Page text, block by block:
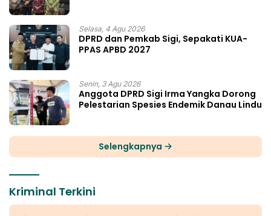
Selasa, 4 Agu 2026
DPRD dan Pemkab Sigi, Sepakati KUA-
PPAS APBD 2027
Senin, 3 Agu 2026
Anggota DPRD Sigi Irma Yangka Dorong
Pelestarian Spesies Endemik Danau Lindu
Selengkapnya
Kriminal Terkini